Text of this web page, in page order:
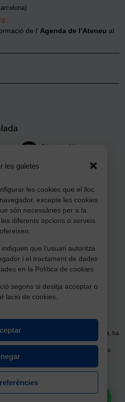
les galetes
les cookies que el lloc
excepte les cookies
són necessàries per a la
diferents opcions o serveis
que l’usuari autoritza
i el tractament de dades
en la Política de cookies.
segons si desitja acceptar o
de cookies.
de l’ Agenda de l’Ateneu al
baixa Pavelló Germans Garcia Fossas , ha
per a la restauració, conservació i
i fundacions de l’àmbit de la
subvencionades provenen de
de la Generalitat de Catalunya.